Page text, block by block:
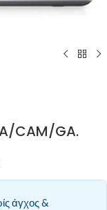
CAM/GA.
άγχος &